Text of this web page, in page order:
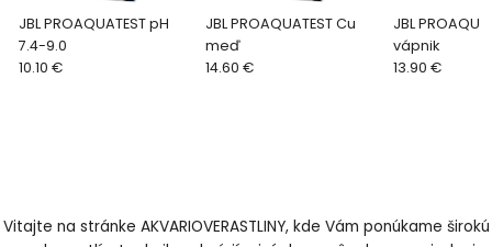
JBL PROAQUATEST pH
7.4-9.0
10.10 €
JBL PROAQUATEST Cu
meď
14.60 €
JBL
vápnik
13.90 €
Vitajte na stránke AKVARIOVERASTLINY, kde Vám ponúkame širokú